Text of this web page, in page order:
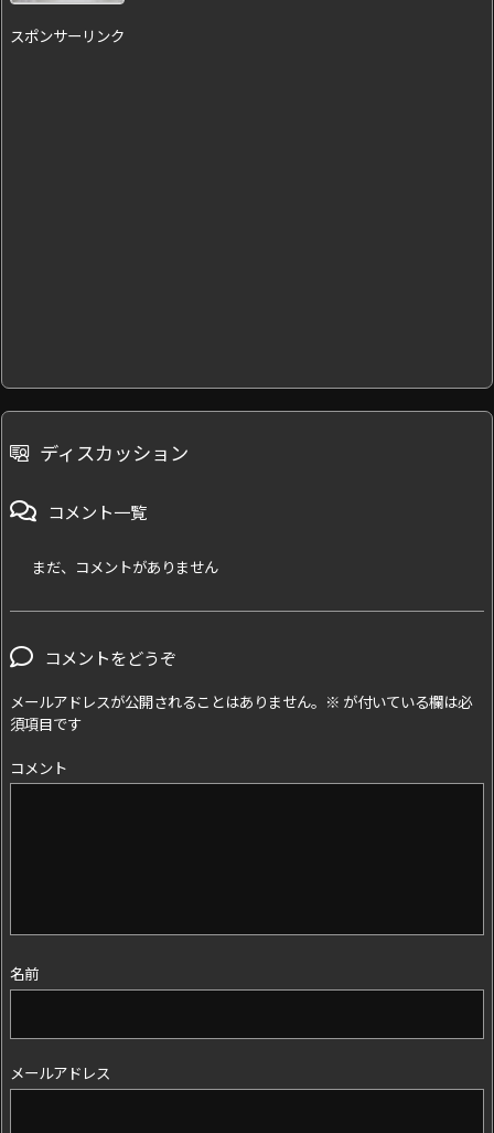
スポンサーリンク
ディスカッション
コメント一覧
まだ、コメントがありません
コメントをどうぞ
メールアドレスが公開されることはありません。 ※ が付いている欄は必
須項目です
コメント
名前
メールアドレス